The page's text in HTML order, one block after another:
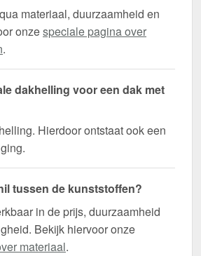
materiaal, duurzaamheid en
onzespeciale pagina over
.
dakhelling voor een dak met
Hierdoor ontstaat ook een
tussen de kunststoffen?
in de prijs, duurzaamheid
Bekijk hiervoor onze
materiaal.